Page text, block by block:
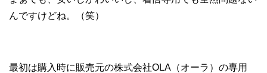
んですけどね。（笑）
最初は購入時に販売元の株式会社OLA（オーラ）の専用